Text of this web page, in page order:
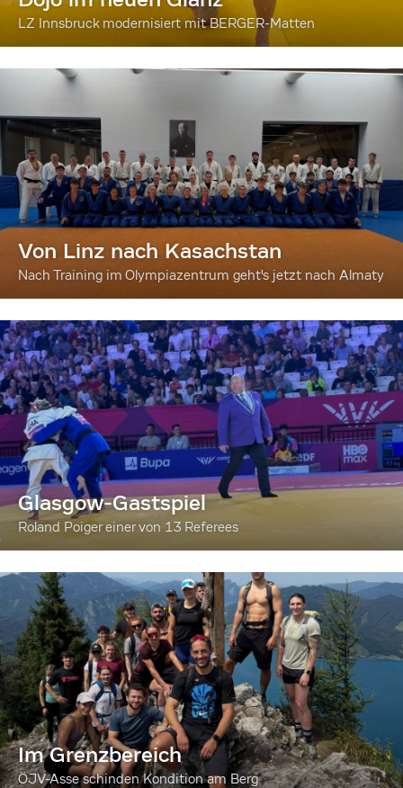
LZ Innsbruck modernisiert mit BERGER-Matten
Von Linz nach Kasachstan
Nach Training im Olympiazentrum geht's jetzt nach Almaty
Glasgow-Gastspiel
Roland Poiger einer von 13 Referees
Im Grenzbereich
ÖJV-Asse schinden Kondition am Berg